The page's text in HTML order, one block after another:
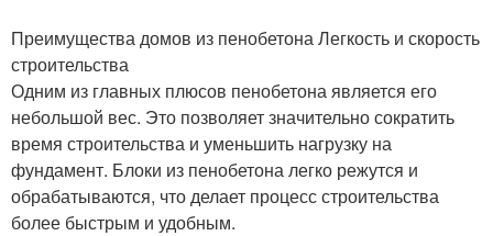
Преимущества домов из пенобетона Легкость и скорость
строительства
Одним из главных плюсов пенобетона является его
небольшой вес. Это позволяет значительно сократить
время строительства и уменьшить нагрузку на
фундамент. Блоки из пенобетона легко режутся и
обрабатываются, что делает процесс строительства
более быстрым и удобным.